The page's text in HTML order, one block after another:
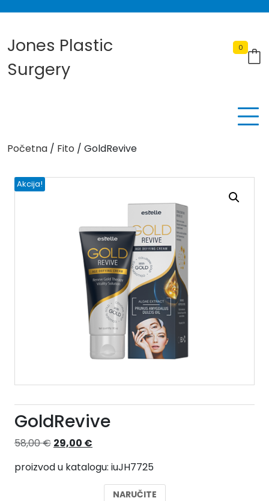
Jones Plastic
Surgery
0
Početna / Fito / GoldRevive
Akcija!
GoldRevive
58,00€ Izvorna
bila
29,00 €
je:
29,00 €.
proizvod u katalogu: iuJH7725
NARUČITE